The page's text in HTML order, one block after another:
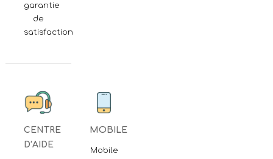
garantie
de
satisfaction
CENTRE
D’AIDE
MOBILE
Mobile